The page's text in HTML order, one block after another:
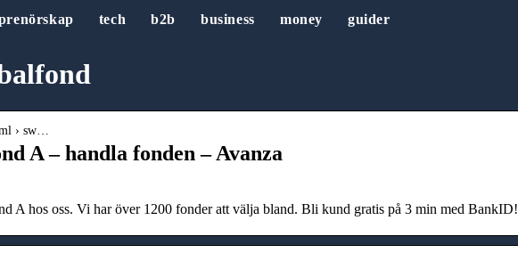
tech b2b business money guider
› sw…
A – handla fonden – Avanza
A hos oss. Vi har över 1200 fonder att välja bland. Bli kund gratis på 3 min med BankID!